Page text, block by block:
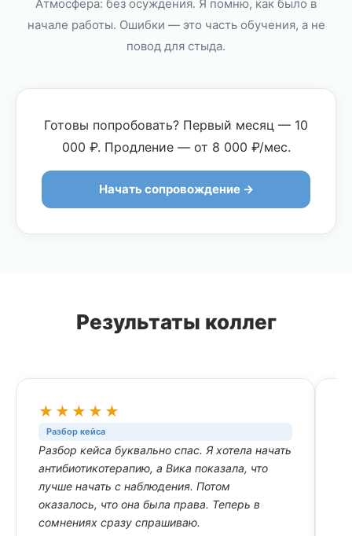
Атмосфера: без осуждения. Я помню, как было в
начале работы. Ошибки — это часть обучения, а не
повод для стыда.
Готовы попробовать? Первый месяц — 10
000 ₽. Продление — от 8 000 ₽/мес.
Начать сопровождение →
Результаты коллег
★★★★★
Разбор кейса
Разбор кейса буквально спас. Я хотела начать
антибиотикотерапию, а Вика показала, что
лучше начать с наблюдения. Потом
оказалось, что она была права. Теперь в
сомнениях сразу спрашиваю.